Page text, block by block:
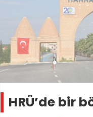
HRÜ’de bir